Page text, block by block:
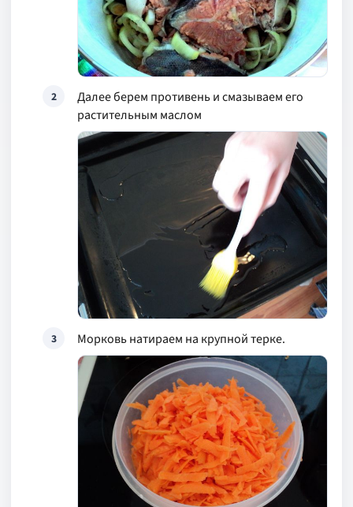
2
Далее берем противень и смазываем его
растительным маслом
3 Морковь натираем на крупной терке.